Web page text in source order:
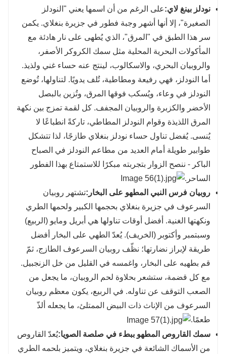
نودلز بينغ لاي:على الرغم من أن اسمها يعني "النودلز
الصغيرة"، إلا أنها أشهر وجبة فطور في جزيرة بنغلاي. يكمن
سر هذا الطبق في "المرق"، الذي يُطهى على نار هادئة مع
المأكولات البحرية المحلية مثل سمك الكروكر الأصفر،
والروبيان البحري، والاسكالوب، لينتج عنه حساء غني ولذيذ.
أما النودلز، فهي رفيعة ومطاطية، تُلف يدويًا. لتناولها، تُوضع
النودلز في وعاء، ويُسكب فوقها المرق، وتُزين بالبصل
الأخضر والكزبرة والروبيان المجفف. كل لقمة تمزج بين نكهة
المرق اللذيذة وقوام النودلز المطاطي، تاركةً انطباعًا لا
يُنسى. يُفضل تناول حساء نودلز بنغلاي طازجًا، لذا تتشكل
طوابير طويلة أمام العديد من مطاعم النودلز في الصباح
الباكر - ننصح الزوار بتجربته مبكرًا للاستمتاع بهذا الفطور
الساحر.
روبيان فرس النبي المطهو ​​على البخار:تشتهر روبيان
السرعوف في جزيرة بنغلاي بحجمها الكبير ولحمها الطري
ونكهتها الغنية. أفضل أوقات تناولها هي أبريل ومايو (الربيع)
وسبتمبر وأكتوبر (الخريف). يُعدّ الطهي على البخار أفضل
طريقة لإبراز نضارتها؛ نظّف روبيان السرعوف الطازج، ثمّ
قم بطهيه على البخار، واغمسه في القليل من خل الزنجبيل.
مع كل قضمة، ستشعر بحلاوة لحم الروبيان، ما يجعل من
الصعب التوقف عن تناوله. في الربيع، يكون معظم روبيان
السرعوف من الإناث ذات البيض الممتلئ، ما يجعله ألذّ
طعمًا.
سمك القاروص المطهو ​​ببطء في صلصة الصويا:يُعدّ القاروص
من الأسماك الشائعة في جزيرة بنغلاي، ويتميز بلحمه الطري